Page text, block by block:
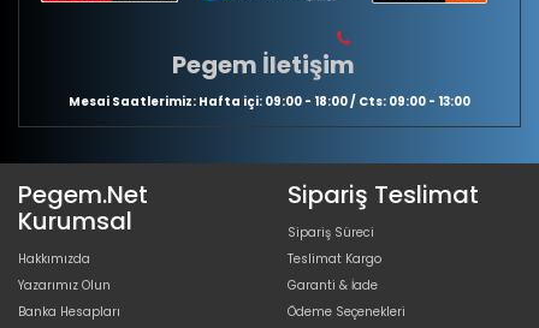
Pegem İletişim
Mesai Saatlerimiz: Hafta içi: 09:00 - 18:00 / Cts: 09:00 - 13:00
Pegem.Net
Kurumsal
Hakkımızda
Yazarımız Olun
Banka Hesapları
Sipariş Teslimat
Sipariş Süreci
Teslimat Kargo
Garanti & İade
Ödeme Seçenekleri